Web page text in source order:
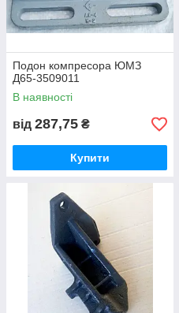
Подон компресора ЮМЗ
Д65-3509011
В наявності
від 287,75 ₴
Купити